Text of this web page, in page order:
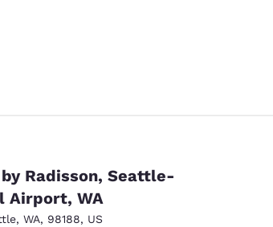
Radisson, Seattle-
Airport, WA
, WA, 98188, US